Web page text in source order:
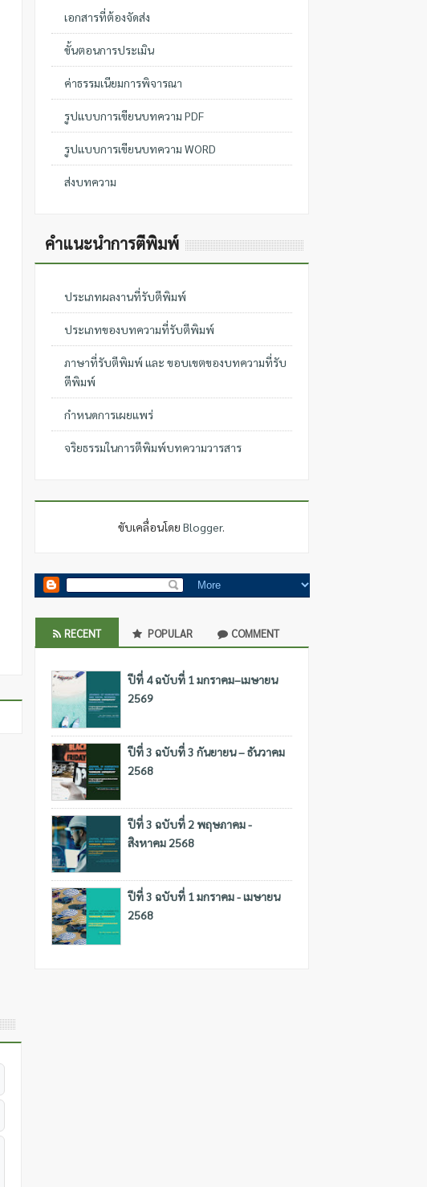
เอกสารที่ต้องจัดส่ง
ขั้นตอนการประเมิน
ค่าธรรมเนียมการพิจารณา
รูปแบบการเขียนบทความ PDF
รูปแบบการเขียนบทความ WORD
ส่งบทความ
คำแนะนำการตีพิมพ์
ประเภทผลงานที่รับตีพิมพ์
ประเภทของบทความที่รับตีพิมพ์
ภาษาที่รับตีพิมพ์ และ ขอบเขตของบทความที่รับ
ตีพิมพ์
กำหนดการเผยแพร่
จริยธรรมในการตีพิมพ์บทความวารสาร
ขับเคลื่อนโดย Blogger.
RECENT POPULAR COMMENT
ปีที่ 4 ฉบับที่ 1 มกราคม–เมษายน
2569
ปีที่ 3 ฉบับที่ 3 กันยายน – ธันวาคม
2568
ปีที่ 3 ฉบับที่ 2 พฤษภาคม -
สิงหาคม 2568
ปีที่ 3 ฉบับที่ 1 มกราคม - เมษายน
2568